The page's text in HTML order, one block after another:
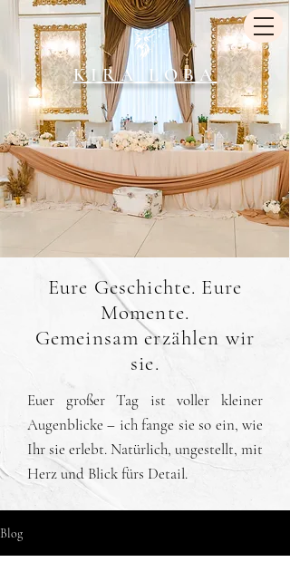
KIRA LOBA
Eure Geschichte. Eure
Momente.
Gemeinsam erzählen wir
sie.
Euer großer Tag ist voller kleiner
Augenblicke – ich fange sie so ein, wie
Ihr sie erlebt. Natürlich, ungestellt, mit
Herz und Blick fürs Detail.
Blog